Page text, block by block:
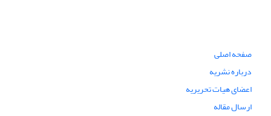
صفحه اصلی
درباره نشریه
اعضای هیات تحریریه
ارسال مقاله